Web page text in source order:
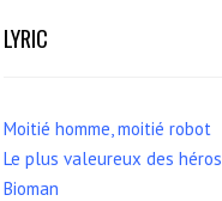
LYRIC
Moitié homme, moitié robot
Le plus valeureux des héros
Bioman